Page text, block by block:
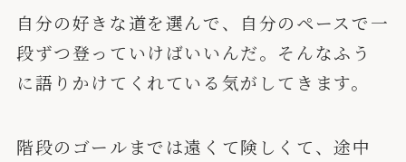
自分の好きな道を選んで、自分のペースで一
段ずつ登っていけばいいんだ。そんなふう
に語りかけてくれている気がしてきます。
階段のゴールまでは遠くて険しくて、途中